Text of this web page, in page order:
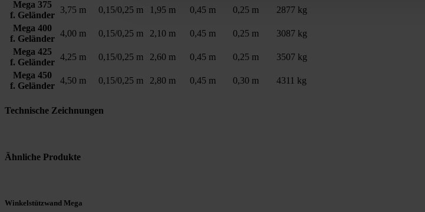
Mega 375
f. Geländer
3,75 m 0,15/0,25 m 1,95 m 0,45 m 0,25 m
2877 kg
Mega 400
f. Geländer
4,00 m 0,15/0,25 m 2,10 m 0,45 m 0,25 m
3087 kg
Mega 425
f. Geländer
4,25 m 0,15/0,25 m 2,60 m 0,45 m 0,25 m
3507 kg
Mega 450
f. Geländer
4,50 m 0,15/0,25 m 2,80 m 0,45 m 0,30 m 4311 kg
Technische Zeichnungen
Ähnliche Produkte
Winkelstützwand Mega